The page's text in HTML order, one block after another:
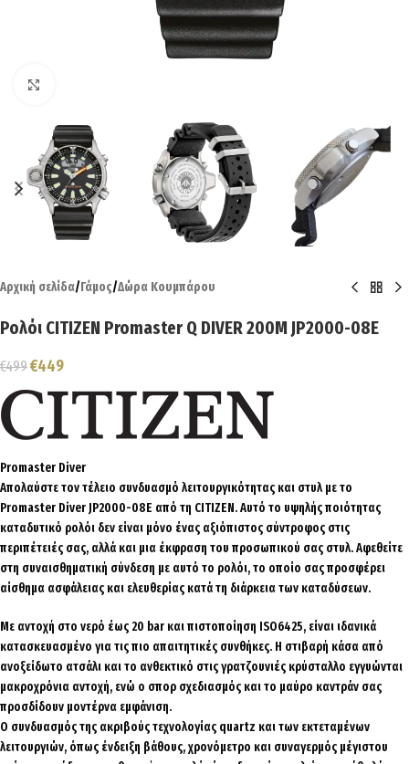
Αρχική σελίδα/Γάμος/Δώρα Κουμπάρου
Ρολόι CITIZEN Promaster Q DIVER 200M JP2000-08E
€499€449
Promaster Diver
Απολαύστε τον τέλειο συνδυασμό λειτουργικότητας και στυλ με το
Promaster Diver JP2000-08E από τη CITIZEN. Αυτό το υψηλής ποιότητας
καταδυτικό ρολόι δεν είναι μόνο ένας αξιόπιστος σύντροφος στις
περιπέτειές σας, αλλά και μια έκφραση του προσωπικού σας στυλ. Αφεθείτε
στη συναισθηματική σύνδεση με αυτό το ρολόι, το οποίο σας προσφέρει
αίσθημα ασφάλειας και ελευθερίας κατά τη διάρκεια των καταδύσεων.
Με αντοχή στο νερό έως 20 bar και πιστοποίηση ISO6425, είναι ιδανικά
κατασκευασμένο για τις πιο απαιτητικές συνθήκες. Η στιβαρή κάσα από
ανοξείδωτο ατσάλι και το ανθεκτικό στις γρατζουνιές κρύσταλλο εγγυώνται
μακροχρόνια αντοχή, ενώ ο σπορ σχεδιασμός και το μαύρο καντράν σας
προσδίδουν μοντέρνα εμφάνιση.
Ο συνδυασμός της ακριβούς τεχνολογίας quartz και των εκτεταμένων
λειτουργιών, όπως ένδειξη βάθους, χρονόμετρο και συναγερμός μέγιστου